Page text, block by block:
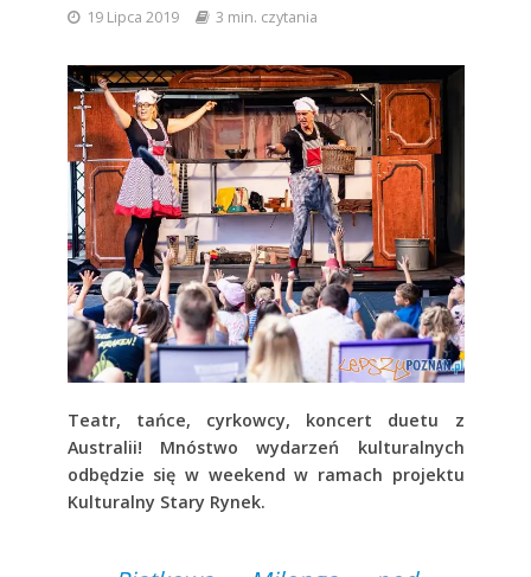
19 Lipca 2019 3 min. czytania
Teatr, tańce, cyrkowcy, koncert duetu z
Australii! Mnóstwo wydarzeń kulturalnych
odbędzie się w weekend w ramach projektu
Kulturalny Stary Rynek.